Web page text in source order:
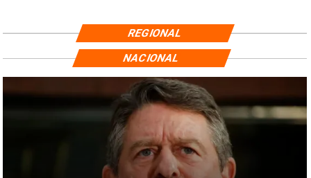
REGIONAL
NACIONAL